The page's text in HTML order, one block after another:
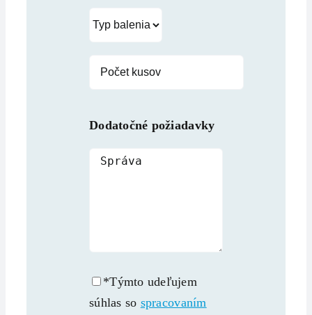
Dodatočné požiadavky
*Týmto udeľujem
súhlas so spracovaním